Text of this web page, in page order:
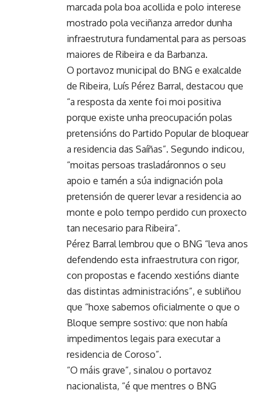
marcada pola boa acollida e polo interese
mostrado pola veciñanza arredor dunha
infraestrutura fundamental para as persoas
maiores de Ribeira e da Barbanza.
O portavoz municipal do BNG e exalcalde
de Ribeira, Luís Pérez Barral, destacou que
“a resposta da xente foi moi positiva
porque existe unha preocupación polas
pretensións do Partido Popular de bloquear
a residencia das Saíñas”. Segundo indicou,
“moitas persoas trasladáronnos o seu
apoio e tamén a súa indignación pola
pretensión de querer levar a residencia ao
monte e polo tempo perdido cun proxecto
tan necesario para Ribeira”.
Pérez Barral lembrou que o BNG “leva anos
defendendo esta infraestrutura con rigor,
con propostas e facendo xestións diante
das distintas administracións”, e subliñou
que “hoxe sabemos oficialmente o que o
Bloque sempre sostivo: que non había
impedimentos legais para executar a
residencia de Coroso”.
“O máis grave”, sinalou o portavoz
nacionalista, “é que mentres o BNG